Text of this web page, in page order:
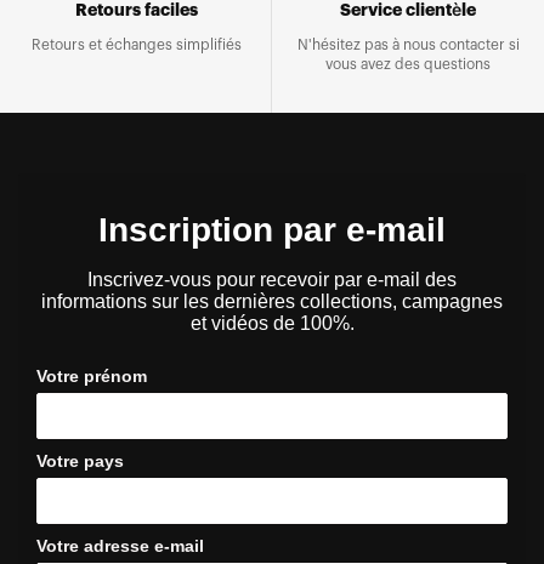
Retours faciles
Retours et échanges simplifiés
Service clientèle
N'hésitez pas à nous contacter si
vous avez des questions
Inscription par e-mail
Inscrivez-vous pour recevoir par e-mail des
informations sur les dernières collections, campagnes
et vidéos de 100%.
Votre prénom
Votre pays
Votre adresse e-mail